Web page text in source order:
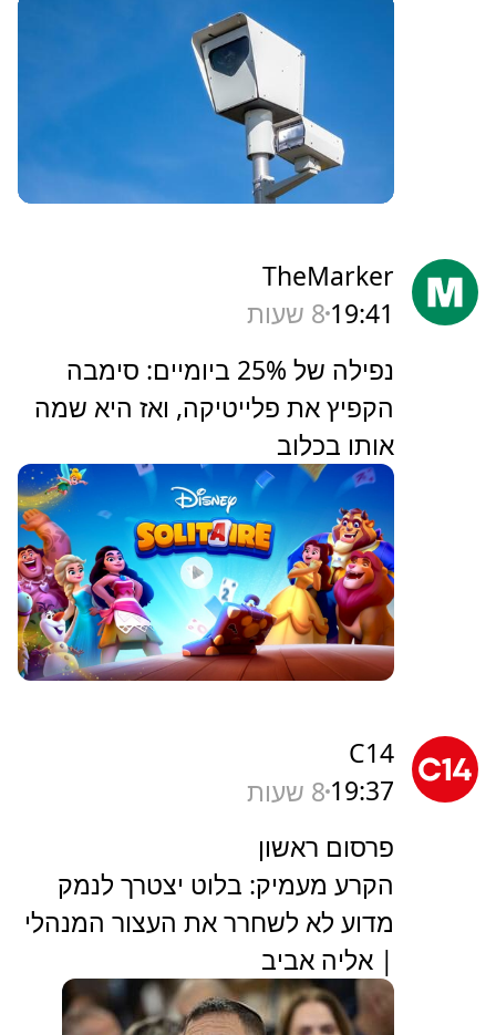
TheMarker
19:41 8 שעות
‏נפילה של 25% ביומיים: סימבה
הקפיץ את פלייטיקה, ואז היא שמה
אותו בכלוב
C14
19:37 8 שעות
פרסום ראשון
הקרע מעמיק: בלוט יצטרך לנמק
מדוע לא לשחרר את העצור המנהלי
| אליה אביב